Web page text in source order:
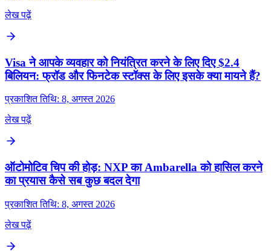
लेख पढ़ें
Visa ने आपके व्यवहार को नियंत्रित करने के लिए दिए $2.4
बिलियन: फ्रॉड और फिनटेक स्टॉक्स के लिए इसके क्या मायने हैं?
प्रकाशित तिथि: 8, अगस्त 2026
लेख पढ़ें
ऑटोमोटिव चिप की होड़: NXP का Ambarella को हासिल करने
का प्रयास कैसे सब कुछ बदल देगा
प्रकाशित तिथि: 8, अगस्त 2026
लेख पढ़ें